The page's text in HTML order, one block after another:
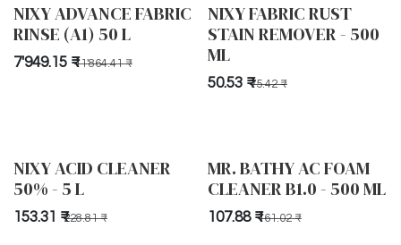
NIXY ADVANCE FABRIC
RINSE (A1) 50 L
7'949.15 11'864.41₹
NIXY FABRIC RUST
STAIN REMOVER - 500
ML
50.53₹ 75.42₹
NIXY ACID CLEANER
50% - 5 L
153.31 228.81₹
MR. BATHY AC FOAM
CLEANER B1.0 - 500 ML
107.88₹ 161.02₹